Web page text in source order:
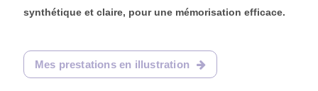
synthétique et claire, pour une mémorisation efficace.
Mes prestations en illustration